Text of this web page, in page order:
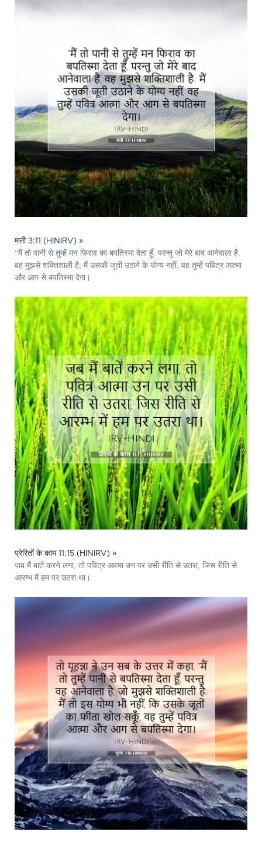
मत्ती 3:11 (HINIRV) »
“मैं तो पानी से तुम्हें मन फिराव का बपतिस्मा देता हूँ, परन्तु जो मेरे बाद आनेवाला है,
वह मुझसे शक्तिशाली है; मैं उसकी जूती उठाने के योग्य नहीं, वह तुम्हें पवित्र आत्मा
और आग से बपतिस्मा देगा।
प्रेरितों के काम 11:15 (HINIRV) »
जब मैं बातें करने लगा, तो पवित्र आत्मा उन पर उसी रीति से उतरा, जिस रीति से
आरम्भ में हम पर उतरा था।